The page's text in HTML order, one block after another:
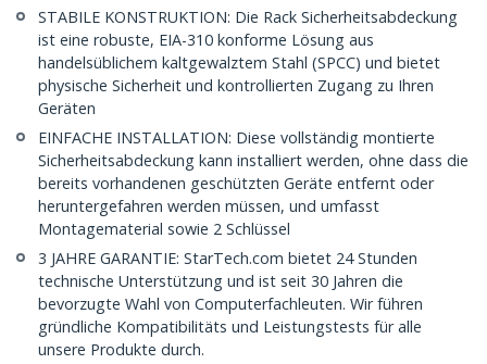
STABILE KONSTRUKTION: Die Rack Sicherheitsabdeckung
ist eine robuste, EIA-310 konforme Lösung aus
handelsüblichem kaltgewalztem Stahl (SPCC) und bietet
physische Sicherheit und kontrollierten Zugang zu Ihren
Geräten
EINFACHE INSTALLATION: Diese vollständig montierte
Sicherheitsabdeckung kann installiert werden, ohne dass die
bereits vorhandenen geschützten Geräte entfernt oder
heruntergefahren werden müssen, und umfasst
Montagematerial sowie 2 Schlüssel
3 JAHRE GARANTIE: StarTech.com bietet 24 Stunden
technische Unterstützung und ist seit 30 Jahren die
bevorzugte Wahl von Computerfachleuten. Wir führen
gründliche Kompatibilitäts und Leistungstests für alle
unsere Produkte durch.